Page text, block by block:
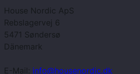
House Nordic ApS
Rebslagervej 6
5471 Søndersø
Dänemark
E-Mail: info@housenordic.dk